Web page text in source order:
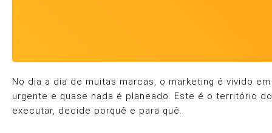
No dia a dia de muitas marcas, o marketing é vivido
urgente e quase nada é planeado. Este é o território
executar, decide porquê e para quê.